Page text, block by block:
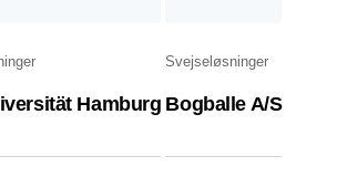
Hamburg
Svejseløsninger
Bogballe A/S